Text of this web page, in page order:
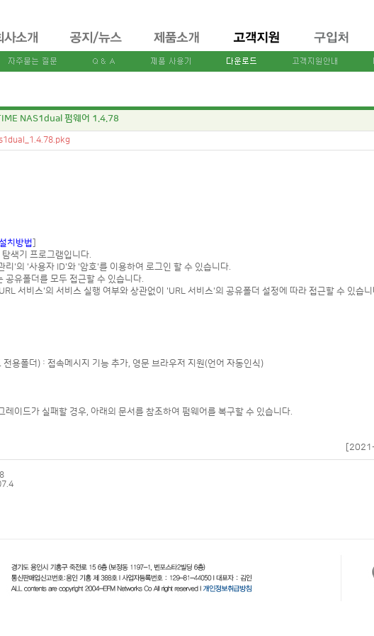
NAS1dual 펌웨어 1.4.78
치방법
색기 프로그램입니다.
'의 '사용자 ID'와 '암호'를 이용하여 로그인 할 수 있습니다.
공유폴더를 모두 접근할 수 있습니다.
서비스'의 서비스 실행 여부와 상관없이 'URL 서비스'의 공유폴더 설정에 따라 접근할 수 있습니
용폴더) : 접속메시지 기능 추가, 영문 브라우저 지원(언어 자동인식)
레이드가 실패할 경우, 아래의 문서를 참조하여 펌웨어를 복구할 수 있습니다.